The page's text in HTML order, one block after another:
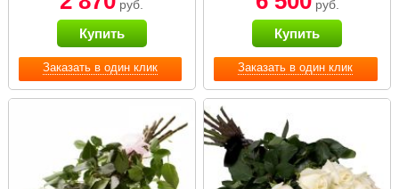
Заказать в один клик
руб.
Купить
Заказать в один клик
руб.
Купить